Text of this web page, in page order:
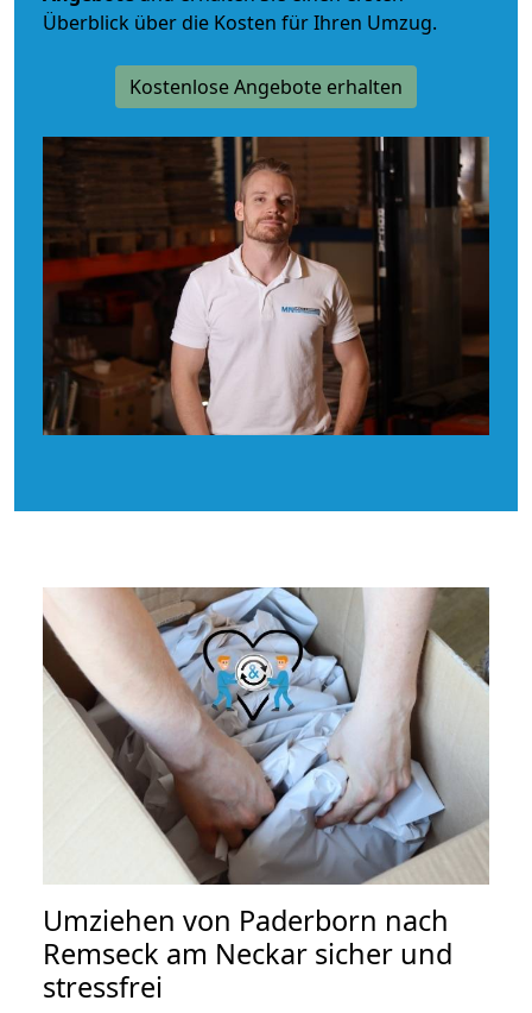
Überblick über die Kosten für Ihren Umzug.
Kostenlose Angebote erhalten
Umziehen von Paderborn nach
Remseck am Neckar sicher und
stressfrei